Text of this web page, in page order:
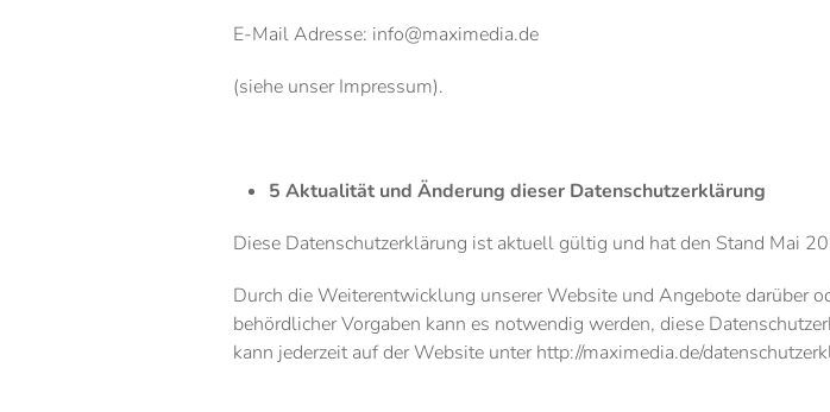
E-Mail Adresse: info@maximedia.de
(siehe unser Impressum).
5 Aktualität und Änderung dieser Datenschutzerklärung
Diese Datenschutzerklärung ist aktuell gültig und hat den Stand Mai
Durch die Weiterentwicklung unserer Website und Angebote darüber
behördlicher Vorgaben kann es notwendig werden, diese
kann jederzeit auf der Website unter http://maximedia.de/